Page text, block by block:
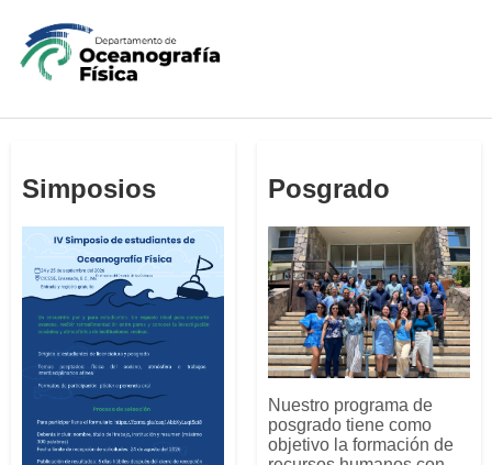
Simposios Posgrado
Nuestro programa de
posgrado tiene como
objetivo la formación de